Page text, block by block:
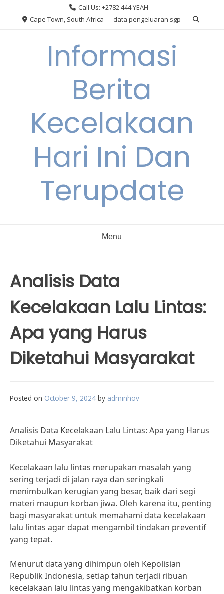
Call Us: +2782 444 YEAH
Cape Town, South Africa
data pengeluaran sgp
Informasi
Berita
Kecelakaan
Hari Ini Dan
Terupdate
Menu
Analisis Data
Kecelakaan Lalu Lintas:
Apa yang Harus
Diketahui Masyarakat
Posted on October 9, 2024 by adminhov
Analisis Data Kecelakaan Lalu Lintas: Apa yang Harus
Diketahui Masyarakat
Kecelakaan lalu lintas merupakan masalah yang
sering terjadi di jalan raya dan seringkali
menimbulkan kerugian yang besar, baik dari segi
materi maupun korban jiwa. Oleh karena itu, penting
bagi masyarakat untuk memahami data kecelakaan
lalu lintas agar dapat mengambil tindakan preventif
yang tepat.
Menurut data yang dihimpun oleh Kepolisian
Republik Indonesia, setiap tahun terjadi ribuan
kecelakaan lalu lintas yang mengakibatkan korban